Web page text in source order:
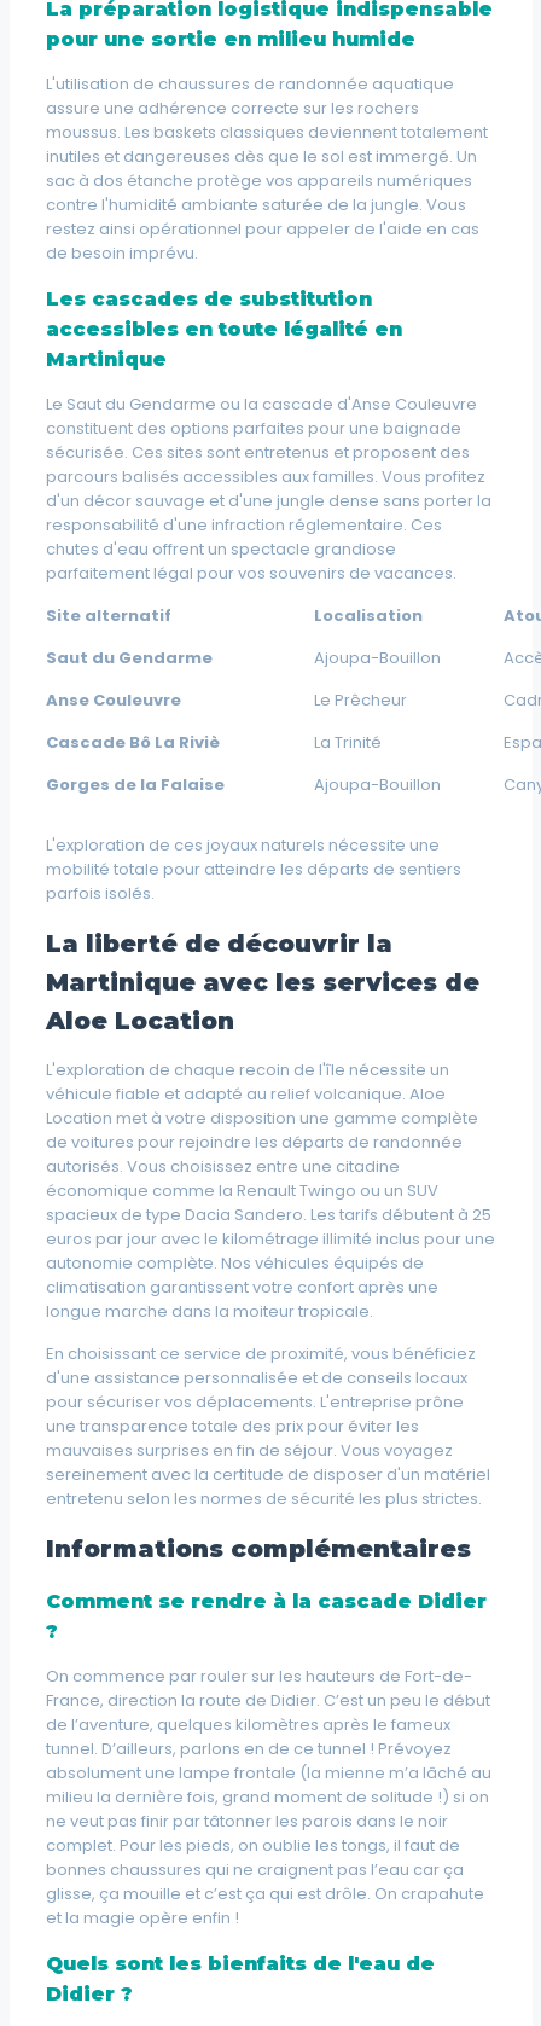
La préparation logistique indispensable
pour une sortie en milieu humide
L'utilisation de chaussures de randonnée aquatique
assure une adhérence correcte sur les rochers
moussus. Les baskets classiques deviennent totalement
inutiles et dangereuses dès que le sol est immergé. Un
sac à dos étanche protège vos appareils numériques
contre l'humidité ambiante saturée de la jungle. Vous
restez ainsi opérationnel pour appeler de l'aide en cas
de besoin imprévu.
Les cascades de substitution
accessibles en toute légalité en
Martinique
Le Saut du Gendarme ou la cascade d'Anse Couleuvre
constituent des options parfaites pour une baignade
sécurisée. Ces sites sont entretenus et proposent des
parcours balisés accessibles aux familles. Vous profitez
d'un décor sauvage et d'une jungle dense sans porter la
responsabilité d'une infraction réglementaire. Ces
chutes d'eau offrent un spectacle grandiose
parfaitement légal pour vos souvenirs de vacances.
Site alternatif
Localisation
Saut du Gendarme
Ajoupa-Bouillon
Anse Couleuvre
Le Prêcheur
Cascade Bô La Riviè
La Trinité
Gorges de la Falaise
Ajoupa-Bouillon
L'exploration de ces joyaux naturels nécessite une
mobilité totale pour atteindre les départs de sentiers
parfois isolés.
La liberté de découvrir la
Martinique avec les services de
Aloe Location
L'exploration de chaque recoin de l'île nécessite un
véhicule fiable et adapté au relief volcanique. Aloe
Location met à votre disposition une gamme complète
de voitures pour rejoindre les départs de randonnée
autorisés. Vous choisissez entre une citadine
économique comme la Renault Twingo ou un SUV
spacieux de type Dacia Sandero. Les tarifs débutent à 25
euros par jour avec le kilométrage illimité inclus pour une
autonomie complète. Nos véhicules équipés de
climatisation garantissent votre confort après une
longue marche dans la moiteur tropicale.
En choisissant ce service de proximité, vous bénéficiez
d'une assistance personnalisée et de conseils locaux
pour sécuriser vos déplacements. L'entreprise prône
une transparence totale des prix pour éviter les
mauvaises surprises en fin de séjour. Vous voyagez
sereinement avec la certitude de disposer d'un matériel
entretenu selon les normes de sécurité les plus strictes.
Informations complémentaires
Comment se rendre à la cascade Didier
?
On commence par rouler sur les hauteurs de Fort-de-
France, direction la route de Didier. C’est un peu le début
de l’aventure, quelques kilomètres après le fameux
tunnel. D’ailleurs, parlons en de ce tunnel ! Prévoyez
absolument une lampe frontale (la mienne m’a lâché au
milieu la dernière fois, grand moment de solitude !) si on
ne veut pas finir par tâtonner les parois dans le noir
complet. Pour les pieds, on oublie les tongs, il faut de
bonnes chaussures qui ne craignent pas l’eau car ça
glisse, ça mouille et c’est ça qui est drôle. On crapahute
et la magie opère enfin !
Quels sont les bienfaits de l'eau de
Didier ?